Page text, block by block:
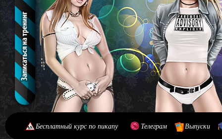
Бесплатный курс по пикапу Телеграм Выпуски